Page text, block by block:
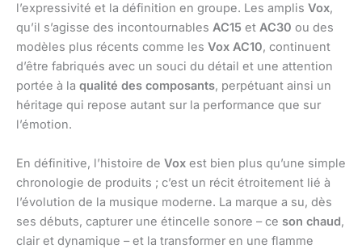
l’expressivité et la définition en groupe. Les amplis Vox,
qu’il s’agisse des incontournables AC15 et AC30 ou des
modèles plus récents comme les Vox AC10, continuent
d’être fabriqués avec un souci du détail et une attention
portée à la qualité des composants, perpétuant ainsi un
héritage qui repose autant sur la performance que sur
l’émotion.
En définitive, l’histoire de Vox est bien plus qu’une simple
chronologie de produits ; c’est un récit étroitement lié à
l’évolution de la musique moderne. La marque a su, dès
ses débuts, capturer une étincelle sonore – ce son chaud,
clair et dynamique – et la transformer en une flamme